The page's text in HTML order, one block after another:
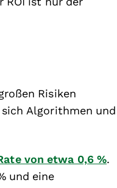
Risiken
Algorithmen und
von etwa 0,6 %.
und eine